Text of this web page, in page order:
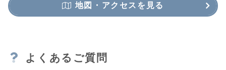
地図・アクセスを見る
よくあるご質問